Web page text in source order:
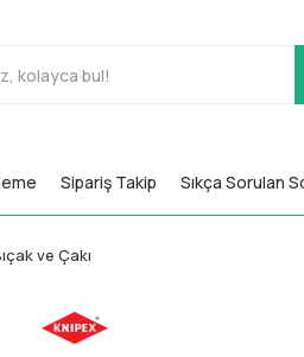
Sipariş Takip Sıkça Sorulan
ve Çakı